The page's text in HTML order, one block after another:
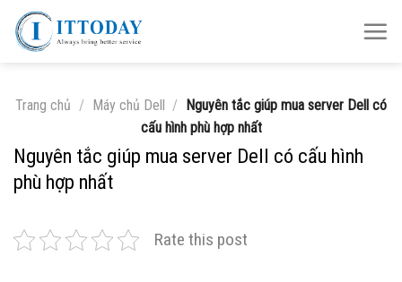
content
Trang chủ / Máy chủ Dell /
Nguyên tắc giúp mua server Dell có
cấu hình phù hợp nhất
Nguyên tắc giúp mua server Dell có cấu hình
phù hợp nhất
Rate this post